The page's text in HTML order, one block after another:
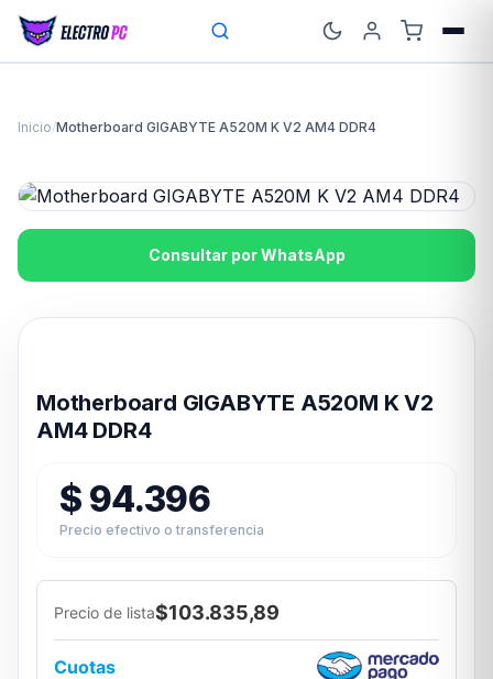
Inicio/Motherboard GIGABYTE A520M K V2 AM4 DDR4
Consultar por WhatsApp
Motherboard GIGABYTE A520M K V2
AM4 DDR4
$ 94.396
Precio efectivo o transferencia
Precio de lista$103.835,89
Cuotas